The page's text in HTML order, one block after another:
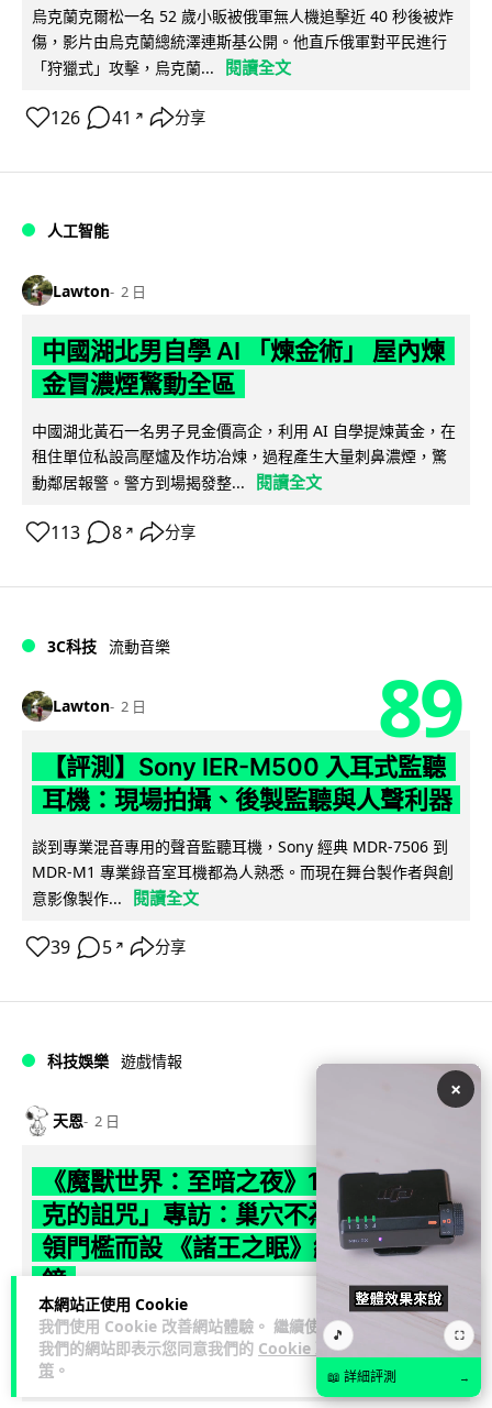
本網站正使用 Cookie
我們使用 Cookie 改善網站體驗。 繼續使用
我們的網站即表示您同意我們的 Cookie 政
策 。
烏克蘭克爾松一名 52 歲小販被俄軍無人機追擊近 40 秒後被炸
傷，影片由烏克蘭總統澤連斯基公開。他直斥俄軍對平民進行
「狩獵式」攻擊，烏克蘭...
閱讀全文
126 41 ↗ 分享
人工智能
Lawton 2 日
中國湖北男自學 AI 「煉金術」 屋內煉
金冒濃煙驚動全區
中國湖北黃石一名男子見金價高企，利用 AI 自學提煉黃金，在
租住單位私設高壓爐及作坊冶煉，過程產生大量刺鼻濃煙，驚
動鄰居報警。警方到場揭發整...
閱讀全文
113 8 ↗ 分享
3C科技 流動音樂
Lawton 2 日 89
【評測】Sony IER-M500 入耳式監聽
耳機：現場拍攝、後製監聽與人聲利器
談到專業混音專用的聲音監聽耳機，Sony 經典 MDR-7506 到
MDR-M1 專業錄音室耳機都為人熟悉。而現在舞台製作者與創
意影像製作...
閱讀全文
39 5 ↗ 分享
科技娛樂 遊戲情報
天恩 2 日
《魔獸世界：至暗之夜》12.1 「烏拉特
克的詛咒」專訪：巢穴不為提高世界首
領門檻而設 《諸王之眠》縮短約 10 分
鐘
《魔獸世界：至暗之夜》版本更新 12.1「烏拉特克的詛咒」將
於 8 月 13 日正式上線，帶來全新區域「盤蛇島」、地城「毒牙
祭壇」、新型態世...
×
🎵 ⛶
📖 詳細評測 →